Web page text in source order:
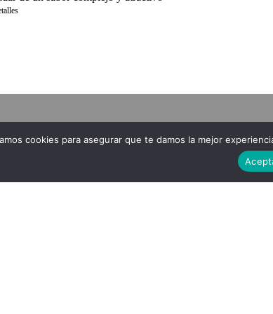
bodega
AVISO LEGAL
cookies para asegurar que te damos la mejor